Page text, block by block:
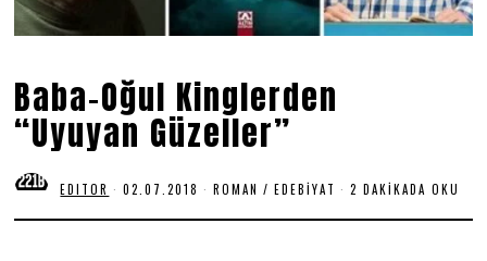
Baba-Oğul Kinglerden
“Uyuyan Güzeller”
EDITOR 02.07.2018 2
.
ROMAN / EDEBIYAT 2 DAKIKADA OKU